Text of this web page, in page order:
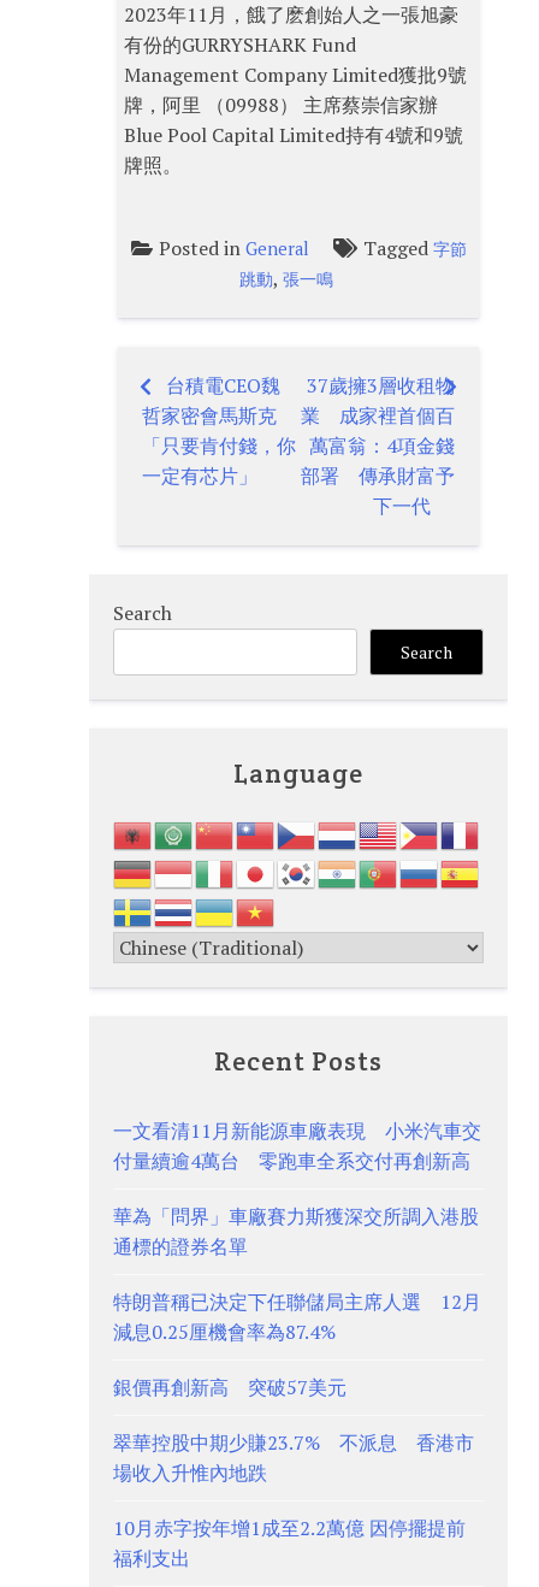
2023年11月，餓了麽創始人之一張旭豪
有份的GURRYSHARK Fund
Management Company Limited獲批9號
牌，阿里 （09988） 主席蔡崇信家辦
Blue Pool Capital Limited持有4號和9號
牌照。
Posted in General Tagged 字節
跳動,張一鳴
Post
navigation
台積電CEO魏
哲家密會馬斯克
「只要肯付錢，你
一定有芯片」
37歲擁3層收租物
業 成家裡首個百
萬富翁：4項金錢
部署 傳承財富予
下一代
Search
Search
Language
Recent Posts
一文看清11月新能源車廠表現 小米汽車交
付量續逾4萬台 零跑車全系交付再創新高
華為「問界」車廠賽力斯獲深交所調入港股
通標的證券名單
特朗普稱已決定下任聯儲局主席人選 12月
減息0.25厘機會率為87.4%
銀價再創新高 突破57美元
翠華控股中期少賺23.7% 不派息 香港市
場收入升惟內地跌
10月赤字按年增1成至2.2萬億 因停擺提前
福利支出